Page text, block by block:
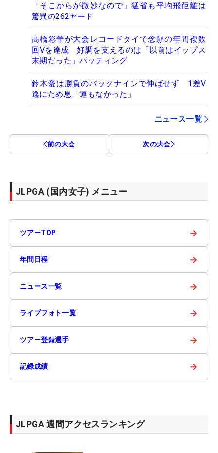
「そこからが微妙なので」猛省も平均飛距離は
驚異の262ヤード
高橋彩華が大会レコードタイで念願の年間複数
回Vを達成 好調を支えるのは「以前はイップス
末期だった」パッティング
鈴木愛は勝負のバックナインで伸ばせず 1差V
逸にため息「運もなかった」
ニュース一覧
前の大会 次の大会
JLPGA (国内女子) メニュー
ツアーTOP →
年間日程 →
ニュース一覧 →
ライブフォト一覧 →
ツアー登録選手 →
記録成績 →
JLPGA 週間アクセスランキング